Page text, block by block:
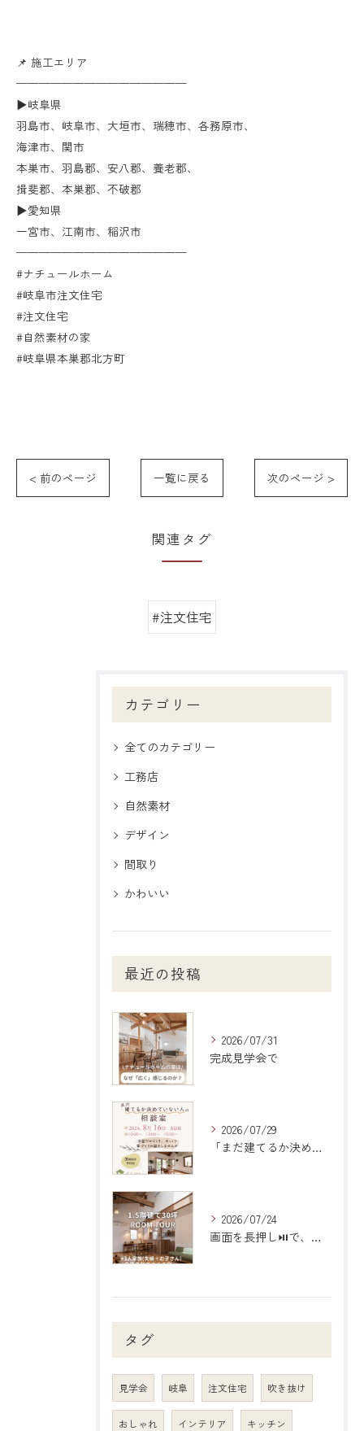
📌 施工エリア
———————————————
▶︎岐阜県
羽島市、岐阜市、大垣市、瑞穂市、各務原市、
海津市、関市
本巣市、羽島郡、安八郡、養老郡、
揖斐郡、本巣郡、不破郡
▶︎愛知県
一宮市、江南市、稲沢市
———————————————
#ナチュールホーム
#岐阜市注文住宅
#注文住宅
#自然素材の家
#岐阜県本巣郡北方町
< 前のページ 一覧に戻る 次のページ >
関連タグ
#注文住宅
カテゴリー
全てのカテゴリー
工務店
自然素材
デザイン
間取り
かわいい
最近の投稿
2026/07/31
完成見学会で
2026/07/29
「まだ建てるか決めていない人の相談室」のご案内
2026/07/24
画面を長押し⏯で、動画を止めて見られます！
タグ
見学会 岐阜 注文住宅 吹き抜け
おしゃれ インテリア キッチン